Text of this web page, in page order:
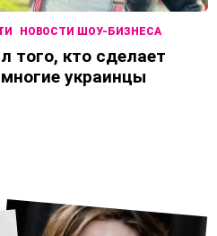
НОВОСТИ ШОУ-БИЗНЕСА
того, кто сделает
украинцы